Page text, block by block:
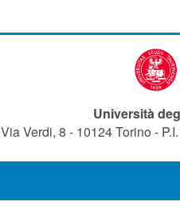
Università
Via Verdi, 8 - 10124 Torino -